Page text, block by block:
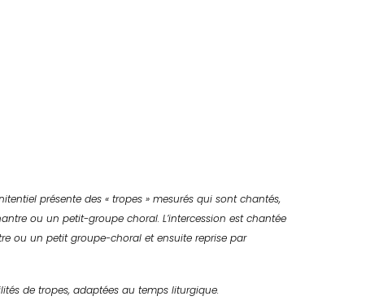
présente des « tropes » mesurés qui sont chantés,
ou un petit-groupe choral. L’intercession est chantée
ou un petit groupe-choral et ensuite reprise par
de tropes, adaptées au temps liturgique.